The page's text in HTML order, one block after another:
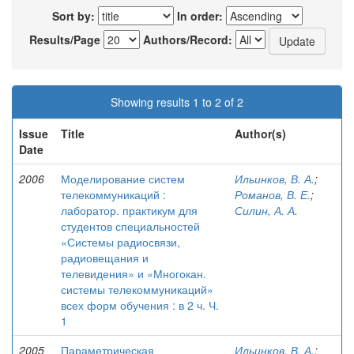
Sort by:
In order:
Results/Page
Authors/Record:
Showing results 1 to 2 of 2
Issue
Date
Title Author(s)
2006
Моделирование систем
телекоммуникаций :
лаборатор. практикум для
студентов специальностей
«Системы радиосвязи,
радиовещания и
телевидения» и «Многокан.
системы телекоммуникаций»
всех форм обучения : в 2 ч. Ч.
1
Ильинков, В. А.;
Романов, В. Е.;
Силин, А. А.
2005 Параметрическая Ильинков, В. А.;